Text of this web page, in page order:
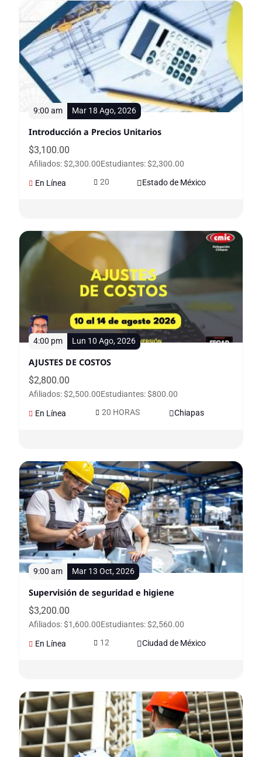
9:00 am Mar 18 Ago, 2026
Introducción a Precios Unitarios
$3,100.00
Afiliados: $2,300.00Estudiantes: $2,300.00
En Línea
20 Estado de México
4:00 pm Lun 10 Ago, 2026
AJUSTES DE COSTOS
$2,800.00
Afiliados: $2,500.00Estudiantes: $800.00
En Línea
20 HORAS Chiapas
9:00 am Mar 13 Oct, 2026
Supervisión de seguridad e higiene
$3,200.00
Afiliados: $1,600.00Estudiantes: $2,560.00
En Línea
12 Ciudad de México